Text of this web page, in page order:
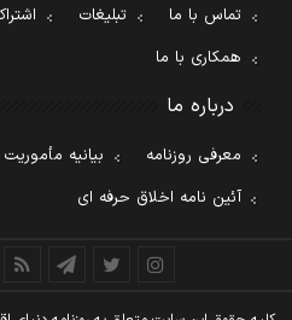
تماس با ما تبلیغات
همکاری با ما
درباره ما
معرفی روزنامه
بیانیه مأموریت
آئین نامه اخلاق حرفه ای